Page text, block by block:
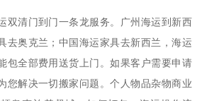
双清门到门一条龙服务。广州海运到新西
去奥克兰；中国海运家具去新西兰，海运
包全部费用送货上门。如果客户需要申请
您解决一切搬家问题。个人物品杂物商业